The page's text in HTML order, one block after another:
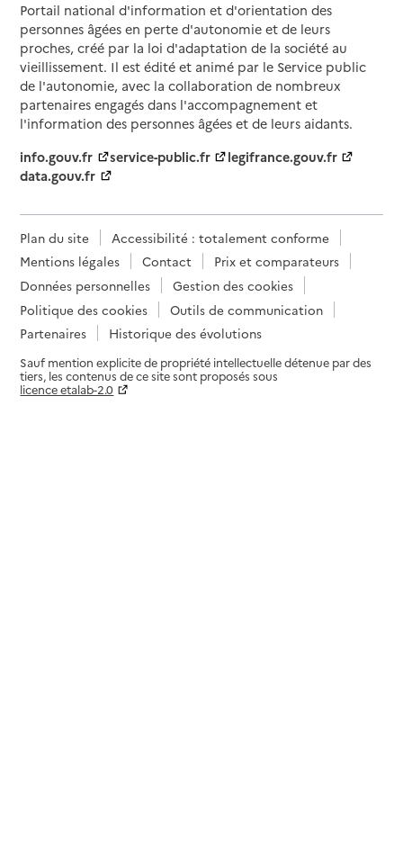
Portail national d'information et d'orientation des
personnes âgées en perte d'autonomie et de leurs
proches, créé par la loi d'adaptation de la société au
vieillissement. Il est édité et animé par le Service public
de l'autonomie, avec la collaboration de nombreux
partenaires engagés dans l'accompagnement et
l'information des personnes âgées et de leurs aidants.
info.gouv.fr
service-public.fr
legifrance.gouv.fr
data.gouv.fr
Plan du site
Accessibilité : totalement conforme
Mentions légales
Contact
Prix et comparateurs
Données personnelles
Gestion des cookies
Politique des cookies
Outils de communication
Partenaires
Historique des évolutions
Sauf mention explicite de propriété intellectuelle détenue par des
tiers, les contenus de ce site sont proposés sous
licence etalab-2.0